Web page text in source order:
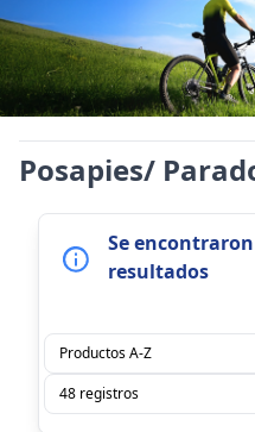
Posapies/
Se
resultados